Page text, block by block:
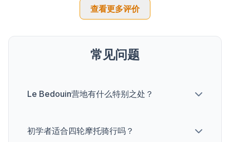
查看更多评价
常见问题
Le Bedouin营地有什么特别之处？
初学者适合四轮摩托骑行吗？